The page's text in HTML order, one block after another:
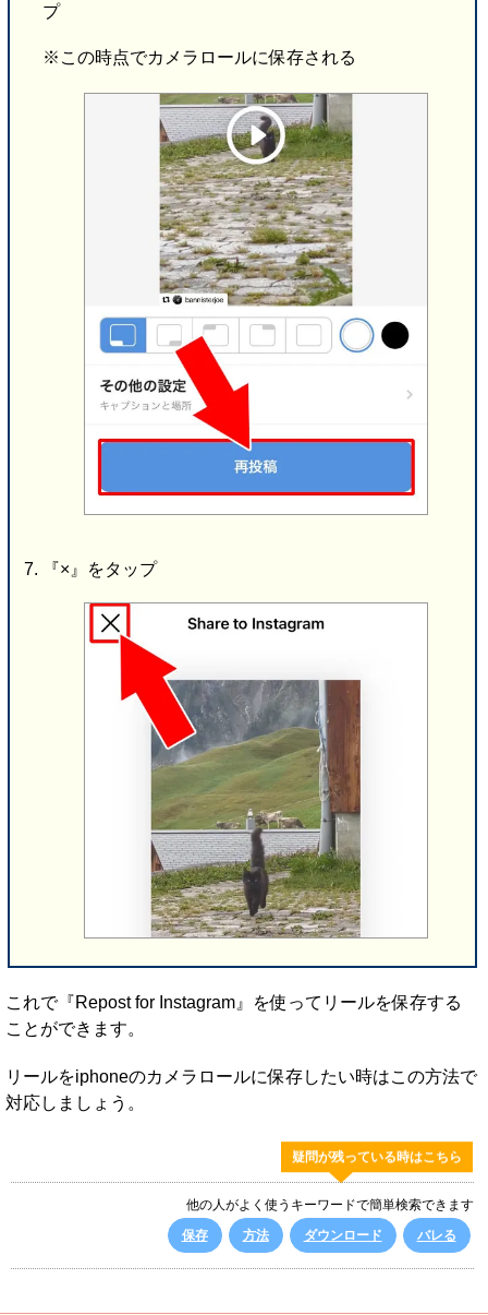
プ
※この時点でカメラロールに保存される
『×』をタップ
これで『Repost for Instagram』を使ってリールを保存する
ことができます。
リールをiphoneのカメラロールに保存したい時はこの方法で
対応しましょう。
疑問が残っている時はこちら
他の人がよく使うキーワードで簡単検索できます
保存
方法 ダウンロード バレる